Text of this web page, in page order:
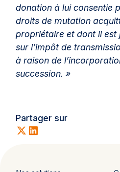
donation à lui consentie
droits de mutation
propriétaire et dont il est
sur l’impôt de
à raison de
succession. »
Partager sur